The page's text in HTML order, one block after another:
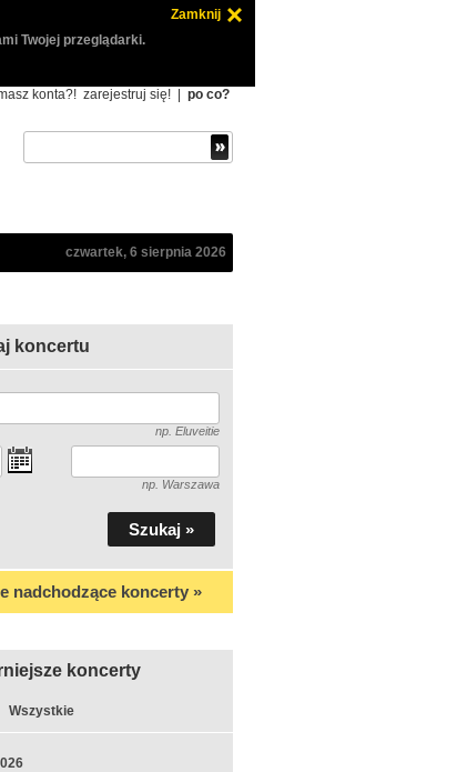
Zamknij
Twojej przeglądarki.
konta?! zarejestruj się! po co?
czwartek, 6 sierpnia 2026
koncertu
np. Eluveitie
np. Warszawa
nadchodzące koncerty »
koncerty
Wszystkie